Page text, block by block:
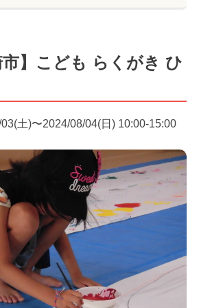
市】こども らくがき ひ
土)〜2024/08/04(日) 10:00-15:00